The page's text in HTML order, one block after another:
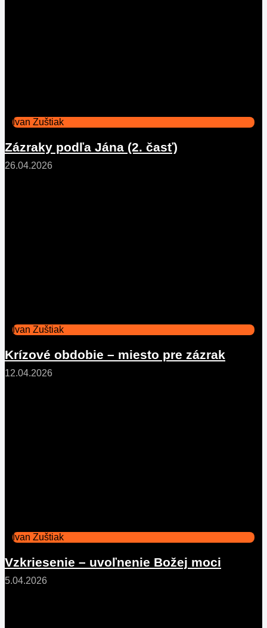
Ivan Zuštiak
Zázraky podľa Jána (2. časť)
26.04.2026
Ivan Zuštiak
Krízové obdobie – miesto pre zázrak
12.04.2026
Ivan Zuštiak
Vzkriesenie – uvoľnenie Božej moci
5.04.2026